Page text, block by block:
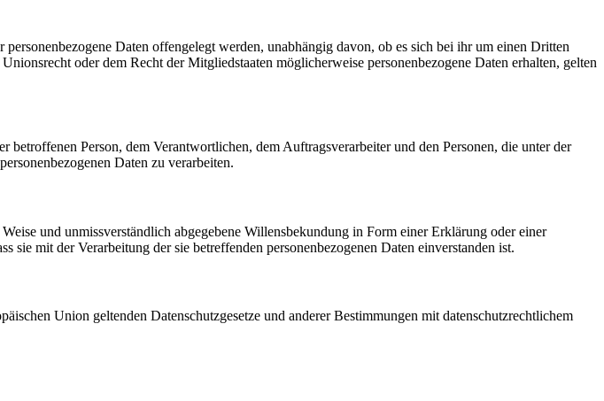
Daten offengelegt werden, unabhängig davon, ob es sich bei ihr um einen Dritten
oder dem Recht der Mitgliedstaaten möglicherweise personenbezogene Daten erhalten, gelten
Person, dem Verantwortlichen, dem Auftragsverarbeiter und den Personen, die unter der
Daten zu verarbeiten.
und unmissverständlich abgegebene Willensbekundung in Form einer Erklärung oder einer
sie mit der Verarbeitung der sie betreffenden personenbezogenen Daten einverstanden ist.
Union geltenden Datenschutzgesetze und anderer Bestimmungen mit datenschutzrechtlichem